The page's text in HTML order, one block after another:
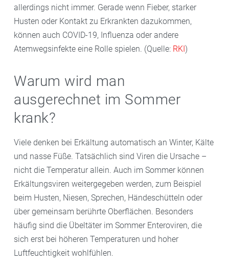
allerdings nicht immer. Gerade wenn Fieber, starker
Husten oder Kontakt zu Erkrankten dazukommen,
können auch COVID-19, Influenza oder andere
Atemwegsinfekte eine Rolle spielen. (Quelle: RKI)
Warum wird man
ausgerechnet im Sommer
krank?
Viele denken bei Erkältung automatisch an Winter, Kälte
und nasse Füße. Tatsächlich sind Viren die Ursache –
nicht die Temperatur allein. Auch im Sommer können
Erkältungsviren weitergegeben werden, zum Beispiel
beim Husten, Niesen, Sprechen, Händeschütteln oder
über gemeinsam berührte Oberflächen. Besonders
häufig sind die Übeltäter im Sommer Enteroviren, die
sich erst bei höheren Temperaturen und hoher
Luftfeuchtigkeit wohlfühlen.